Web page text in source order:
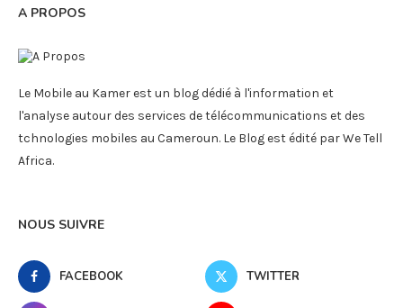
A PROPOS
Le Mobile au Kamer est un blog dédié à l'information et
l'analyse autour des services de télécommunications et des
tchnologies mobiles au Cameroun. Le Blog est édité par We Tell
Africa.
NOUS SUIVRE
FACEBOOK TWITTER